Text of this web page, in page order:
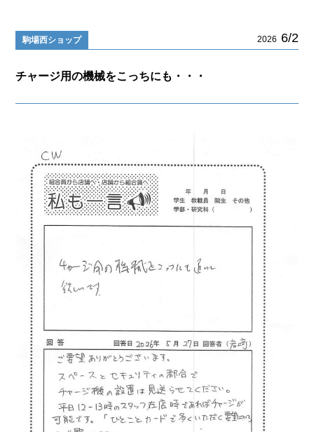
駒場西ショップ 2026 6/2
チャージ用の機械をこっちにも・・・